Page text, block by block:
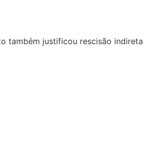
também justificou rescisão indireta